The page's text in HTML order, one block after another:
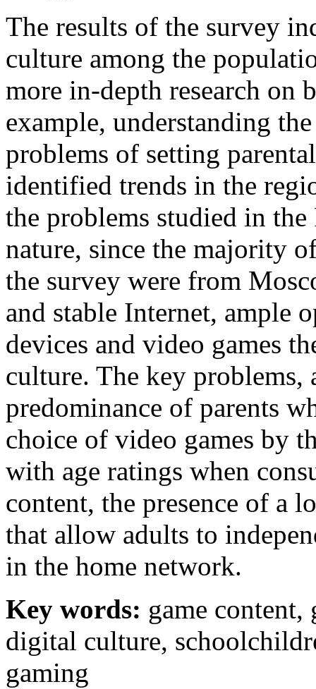
The results of the survey
culture among the
more in-depth research on
example, understanding
problems of setting
identified trends in the
the problems studied in the
nature, since the majority
the survey were from
and stable Internet, ample
devices and video games
culture. The key problems,
predominance of parents
choice of video games by
with age ratings when
content, the presence of a
that allow adults to
in the home network.
Key words: game content,
digital culture,
gaming